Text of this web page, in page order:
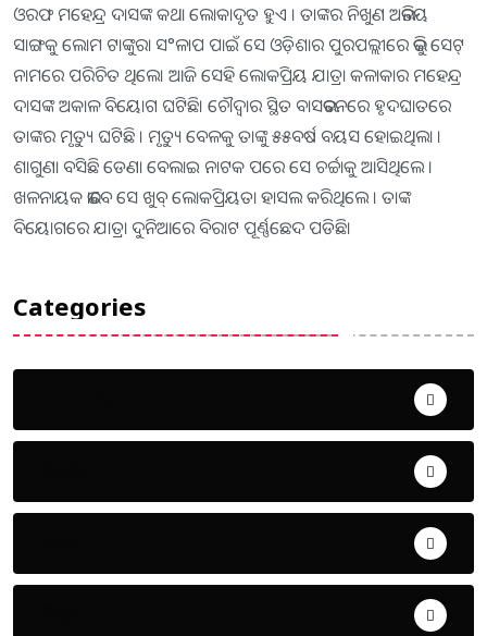
ଓରଫ ମହେନ୍ଦ୍ର ଦାସଙ୍କ କଥା ଲୋକାଦୃତ ହୁଏ । ତାଙ୍କର ନିଖୁଣ ଅଭିନୟ
ସାଙ୍ଗକୁ ଲୋମ ଟାଙ୍କୁରା ସ°ଳାପ ପାଇଁ ସେ ଓଡ଼ିଶାର ପୁରପଲ୍ଲୀରେ ଭିକୁ ସେଟ୍
ନାମରେ ପରିଚିତ ଥିଲେ। ଆଜି ସେହି ଲୋକପ୍ରିୟ ଯାତ୍ରା କଳାକାର ମହେନ୍ଦ୍ର
ଦାସଙ୍କ ଅକାଳ ବିୟୋଗ ଘଟିଛି। ଚୌଦ୍ୱାର ସ୍ଥିତ ବାସଭବନରେ ହୃଦଘାତରେ
ତାଙ୍କର ମୃତ୍ୟୁ ଘଟିଛି । ମୃତ୍ୟୁ ବେଳକୁ ତାଙ୍କୁ ୫୫ବର୍ଷ ବୟସ ହୋଇଥିଲା ।
ଶାଗୁଣା ବସିଛି ଡେଣା ବେଲାଇ ନାଟକ ପରେ ସେ ଚର୍ଚ୍ଚାକୁ ଆସିଥିଲେ ।
ଖଳନାୟକ ଭାବେ ସେ ଖୁବ୍ ଲୋକପ୍ରିୟତା ହାସଲ କରିଥିଲେ । ତାଙ୍କ
ବିୟୋଗରେ ଯାତ୍ରା ଦୁନିଆରେ ବିରାଟ ପୂର୍ଣ୍ଣଛେଦ ପଡିଛି।
Categories